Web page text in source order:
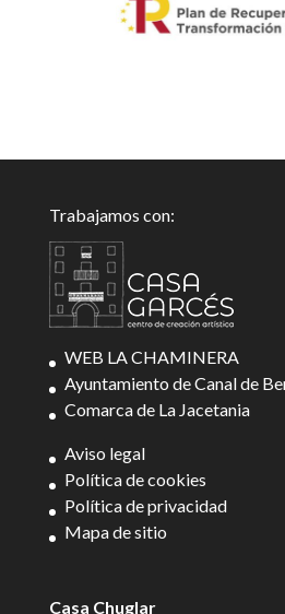
Trabajamos con:
WEB LA CHAMINERA
Ayuntamiento de Canal de
Comarca de La Jacetania
Aviso legal
Política de cookies
Política de privacidad
Mapa de sitio
Casa Chuglar